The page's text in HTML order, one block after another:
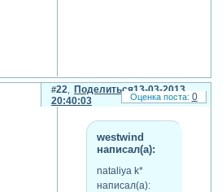
Поделиться
22
13-03-2013
20:40:03
westwind
написал(а):
nataliya k*
написал(а):
0